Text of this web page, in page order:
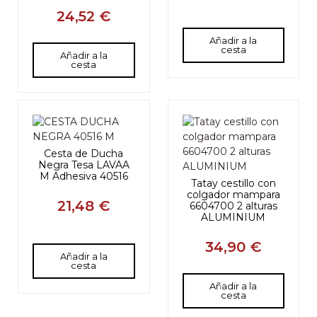
24,52 €
Añadir a la
cesta
Añadir a la
cesta
Cesta de Ducha
Negra Tesa LAVAA
M Adhesiva 40516
21,48 €
Añadir a la
cesta
Tatay cestillo con
colgador mampara
6604700 2 alturas
ALUMINIUM
34,90 €
Añadir a la
cesta